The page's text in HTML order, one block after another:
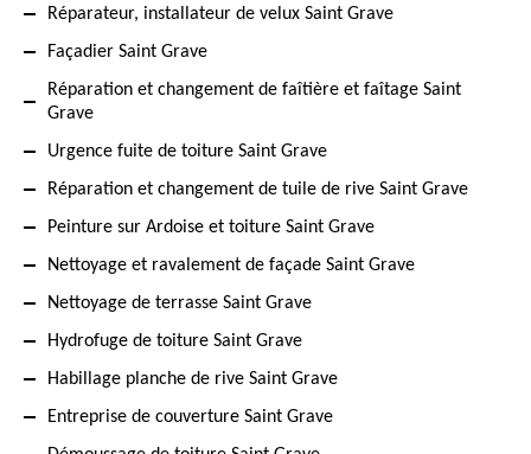
Réparateur, installateur de velux Saint Grave
Façadier Saint Grave
Réparation et changement de faîtière et faîtage Saint
Grave
Urgence fuite de toiture Saint Grave
Réparation et changement de tuile de rive Saint Grave
Peinture sur Ardoise et toiture Saint Grave
Nettoyage et ravalement de façade Saint Grave
Nettoyage de terrasse Saint Grave
Hydrofuge de toiture Saint Grave
Habillage planche de rive Saint Grave
Entreprise de couverture Saint Grave